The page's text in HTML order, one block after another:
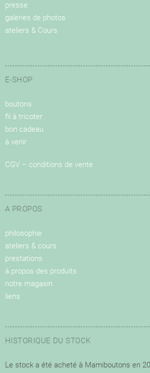
presse
galeries de photos
ateliers & Cours
E-SHOP
boutons
fil à tricoter
bon cadeau
à venir
CGV – conditions de vente
A PROPOS
philosophie
ateliers & cours
prestations
à propos des produits
notre magasin
liens
HISTORIQUE DU STOCK
Le stock a été acheté à Mamiboutons en